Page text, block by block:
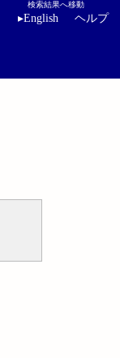
検索結果へ移動
▸English ヘルプ